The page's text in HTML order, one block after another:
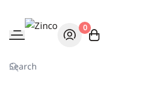
Zinco
0